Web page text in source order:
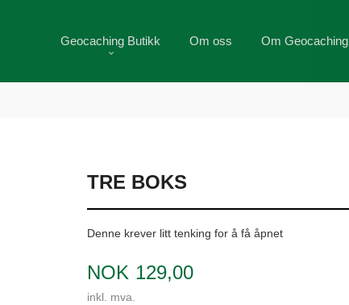
Geocaching Butikk Om oss Om Geocaching
TRE BOKS
Denne krever litt tenking for å få åpnet
Pris
NOK 129,00
inkl. mva.